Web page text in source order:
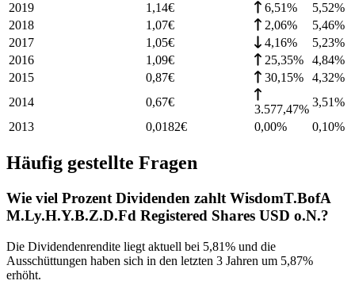
2019
1,14€ 6,51% 5,52%
2018
1,07€ 2,06% 5,46%
2017
1,05€ 4,16% 5,23%
2016
1,09€ 25,35% 4,84%
2015
0,87€ 30,15% 4,32%
2014
0,67€
3.577,47%
3,51%
2013
0,0182€ 0,00% 0,10%
Häufig gestellte Fragen
Wie viel Prozent Dividenden zahlt WisdomT.BofA
M.Ly.H.Y.B.Z.D.Fd Registered Shares USD o.N.?
Die Dividendenrendite liegt aktuell bei 5,81% und die
Ausschüttungen haben sich in den letzten 3 Jahren um 5,87%
erhöht.